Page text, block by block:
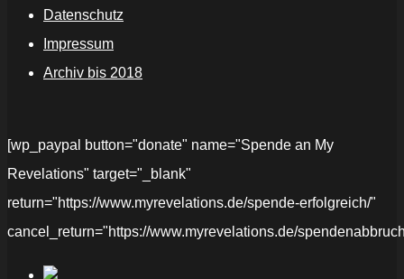
Datenschutz
Impressum
Archiv bis 2018
[wp_paypal button="donate" name="Spende an My
Revelations" target="_blank"
return="https://www.myrevelations.de/spende-erfolgreich/"
cancel_return="https://www.myrevelations.de/